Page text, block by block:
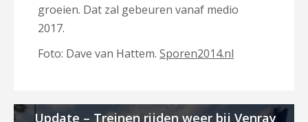
groeien. Dat zal gebeuren vanaf medio
2017.
Foto: Dave van Hattem. Sporen2014.nl
Update – Treinen rijden weer bij Venray